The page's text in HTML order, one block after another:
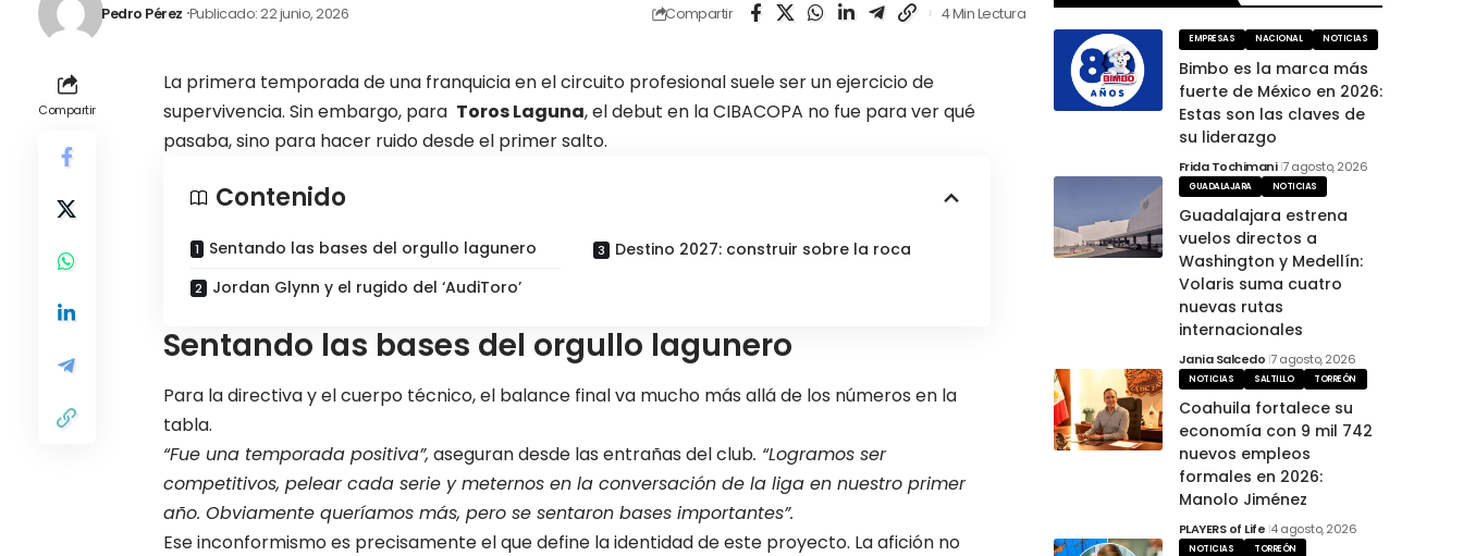
Pedro Pérez Publicado: 22 junio, 2026 Compartir 4 Min Lectura
Compartir
La primera temporada de una franquicia en el circuito profesional suele ser un ejercicio de
supervivencia. Sin embargo, para Toros Laguna, el debut en la CIBACOPA no fue para ver qué
pasaba, sino para hacer ruido desde el primer salto.
Contenido
Sentando las bases del orgullo lagunero
Jordan Glynn y el rugido del ‘AudiToro’
Destino 2027: construir sobre la roca
Sentando las bases del orgullo lagunero
Para la directiva y el cuerpo técnico, el balance final va mucho más allá de los números en la
tabla.
“Fue una temporada positiva”, aseguran desde las entrañas del club. “Logramos ser
competitivos, pelear cada serie y meternos en la conversación de la liga en nuestro primer
año. Obviamente queríamos más, pero se sentaron bases importantes”.
Ese inconformismo es precisamente el que define la identidad de este proyecto. La afición no
EMPRESAS NACIONAL NOTICIAS
Bimbo es la marca más
fuerte de México en 2026:
Estas son las claves de
su liderazgo
Frida Tochimani 7 agosto, 2026
GUADALAJARA NOTICIAS
Guadalajara estrena
vuelos directos a
Washington y Medellín:
Volaris suma cuatro
nuevas rutas
internacionales
Jania Salcedo 7 agosto, 2026
NOTICIAS SALTILLO TORREÓN
Coahuila fortalece su
economía con 9 mil 742
nuevos empleos
formales en 2026:
Manolo Jiménez
PLAYERS of Life 4 agosto, 2026
NOTICIAS TORREÓN